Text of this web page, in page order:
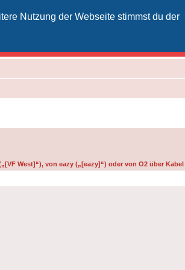
Nutzung der Webseite stimmst du der
West]“), von eazy („[eazy]“) oder von O2 über